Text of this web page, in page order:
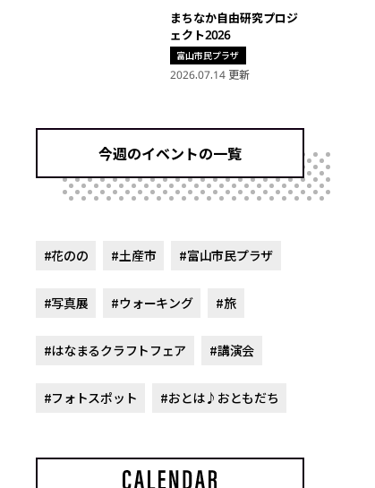
富山市民プラザ
まちなか自由研究プロジ
ェクト2026
2026.07.14 更新
今週のイベントの一覧
#花のの #土産市 #富山市民プラザ
#写真展 #ウォーキング #旅
#はなまるクラフトフェア #講演会
#フォトスポット #おとは♪おともだち